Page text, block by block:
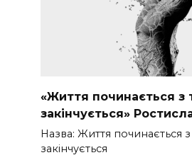
«Життя починається з
закінчується»
Назва: Життя починається
закінчується